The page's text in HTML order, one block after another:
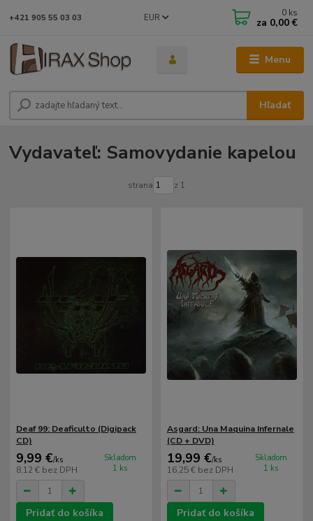
Menu
EUR
Hľadať
+421 905 55 03 03 0 ks
za 0,00 €
Vydavateľ: Samovydanie kapelou
strana z 1
Deaf 99: Deaficulto (Digipack
CD)
9,99 €/ks
8,12 € bez DPH
Skladom
1 ks
Pridať do košíka
Asgard: Una Maquina Infernale
(CD + DVD)
19,99 €/ks
16,25 € bez DPH
Skladom
1 ks
Pridať do košíka